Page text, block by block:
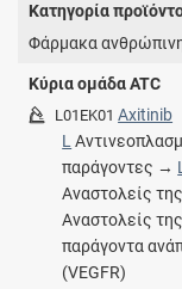
Κατηγορία
Φάρμακα
Κύρια ομάδα ATC
L01EK01 Axitinib
L
παράγοντες →
Αναστολείς
Αναστολείς
παράγοντα
(VEGFR)